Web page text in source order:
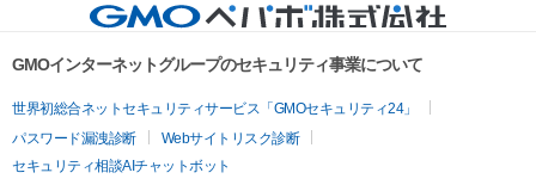
GMOインターネットグループのセキュリティ事業について
世界初総合ネットセキュリティサービス「GMOセキュリティ24」
パスワード漏洩診断
Webサイトリスク診断
セキュリティ相談AIチャットボット